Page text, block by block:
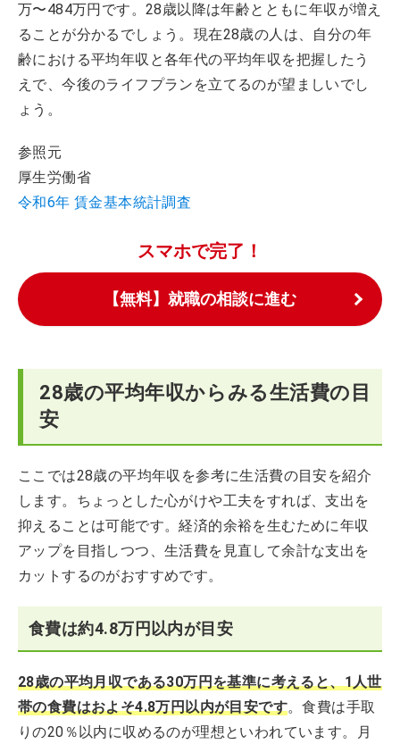
万〜484万円です。28歳以降は年齢とともに年収が増え
ることが分かるでしょう。現在28歳の人は、自分の年
齢における平均年収と各年代の平均年収を把握したう
えで、今後のライフプランを立てるのが望ましいでし
ょう。
参照元
厚生労働省
令和6年 賃金基本統計調査
スマホで完了！
【無料】就職の相談に進む
28歳の平均年収からみる生活費の目
安
ここでは28歳の平均年収を参考に生活費の目安を紹介
します。ちょっとした心がけや工夫をすれば、支出を
抑えることは可能です。経済的余裕を生むために年収
アップを目指しつつ、生活費を見直して余計な支出を
カットするのがおすすめです。
食費は約4.8万円以内が目安
28歳の平均月収である30万円を基準に考えると、1人世
帯の食費はおよそ4.8万円以内が目安です。食費は手取
りの20％以内に収めるのが理想といわれています。月